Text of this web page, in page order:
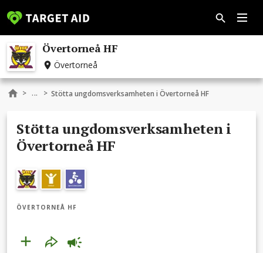
Övertorneå HF
Övertorneå
> ... > Stötta ungdomsverksamheten i Övertorneå HF
Stötta ungdomsverksamheten i
Övertorneå HF
ÖVERTORNEÅ HF